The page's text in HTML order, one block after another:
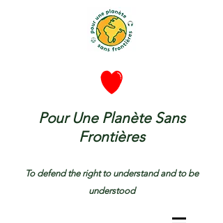
Pour Une Planète Sans
Frontières
To defend the right to understand and to be
understood